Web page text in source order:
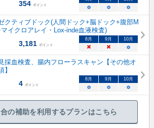
354 ポイント ○ ○ ○
ティブドック(人間ドック+脳ドック+腹部M
イクロアレイ・Lox-inde血液検査)
3,181 ポイント
8 月 9 月 10月
× × ○
採血検査、腸内フローラスキャン【その他オ
4 ポイント
8 月 9 月 10月
○ ○ ○
の補助を利用するプランはこちら